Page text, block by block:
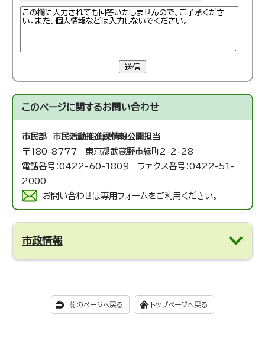
送信
このページに関するお問い合わせ
市民部 市民活動推進課情報公開担当
〒180-8777 東京都武蔵野市緑町2-2-28
電話番号：0422-60-1809 ファクス番号：0422-51-
2000
お問い合わせは専用フォームをご利用ください。
市政情報
前のページへ戻る トップページへ戻る